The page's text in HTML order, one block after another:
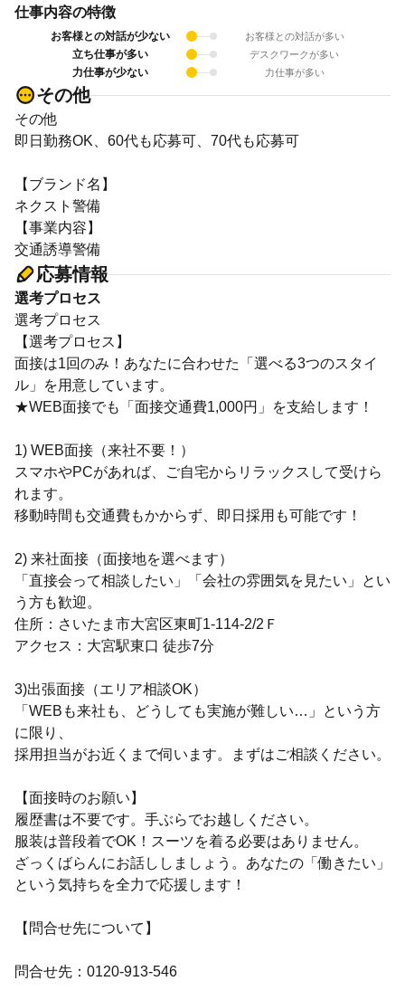
仕事内容の特徴
お客様との対話が少ない お客様との対話が多い
立ち仕事が多い デスクワークが多い
力仕事が少ない 力仕事が多い
その他
その他
即日勤務OK、60代も応募可、70代も応募可
【ブランド名】
ネクスト警備
【事業内容】
交通誘導警備
応募情報
選考プロセス
選考プロセス
【選考プロセス】
面接は1回のみ！あなたに合わせた「選べる3つのスタイ
ル」を用意しています。
★WEB面接でも「面接交通費1,000円」を支給します！
1) WEB面接（来社不要！）
スマホやPCがあれば、ご自宅からリラックスして受けら
れます。
移動時間も交通費もかからず、即日採用も可能です！
2) 来社面接（面接地を選べます）
「直接会って相談したい」「会社の雰囲気を見たい」とい
う方も歓迎。
住所：さいたま市大宮区東町1-114-2/2Ｆ
アクセス：大宮駅東口 徒歩7分
3)出張面接（エリア相談OK）
「WEBも来社も、どうしても実施が難しい…」という方
に限り、
採用担当がお近くまで伺います。まずはご相談ください。
【面接時のお願い】
履歴書は不要です。手ぶらでお越しください。
服装は普段着でOK！スーツを着る必要はありません。
ざっくばらんにお話ししましょう。あなたの「働きたい」
という気持ちを全力で応援します！
【問合せ先について】
問合せ先：0120-913-546